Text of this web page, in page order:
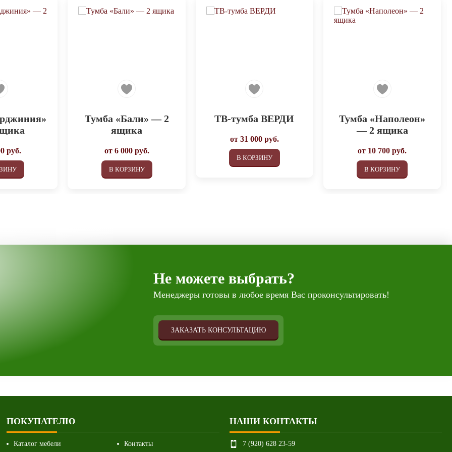
руб.
Тумба «Бали» — 2
ящика
от 6 000руб.
В КОРЗИНУ
ТВ-тумба ВЕРДИ
от 31 000руб.
В КОРЗИНУ
Тумба «Наполеон»
— 2 ящика
от 10 700 руб.
В КОРЗИНУ
Не можете выбрать?
Менеджеры готовы в любое время Вас проконсультировать!
ЗАКАЗАТЬ КОНСУЛЬТАЦИЮ
ПОКУПАТЕЛЮ
Каталог мебели Контакты
НАШИ КОНТАКТЫ
7 (920) 628 23-59